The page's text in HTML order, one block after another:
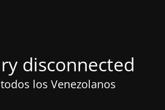
disconnected
los Venezolanos